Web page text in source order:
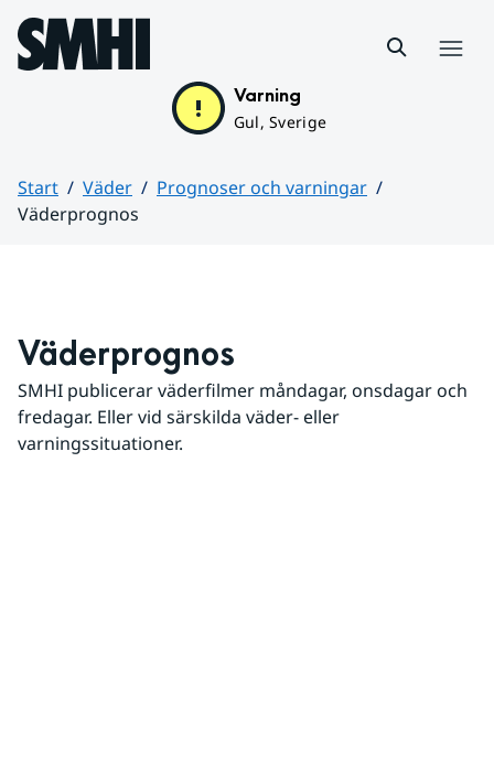
Hoppa till sidans innehåll
Varning
Gul, Sverige
Start Väder
Prognoser och varningar
Väderprognos
Väderprognos
SMHI publicerar väderfilmer måndagar, onsdagar och
fredagar. Eller vid särskilda väder- eller
varningssituationer.